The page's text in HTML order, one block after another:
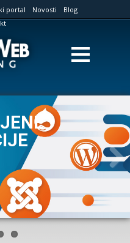
portal Novosti
Blog
Next